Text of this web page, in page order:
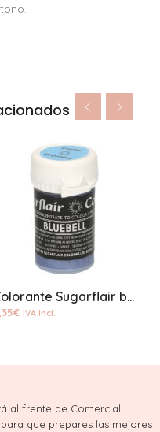
Colorante Sugarflair bluebell pastel pasta
€ IVA Incl.
al frente de Comercial
que prepares las mejores